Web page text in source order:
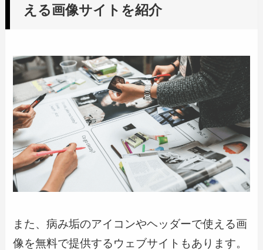
える画像サイトを紹介
また、病み垢のアイコンやヘッダーで使える画
像を無料で提供するウェブサイトもあります。